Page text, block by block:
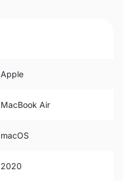
Apple
MacBook Air
macOS
2020